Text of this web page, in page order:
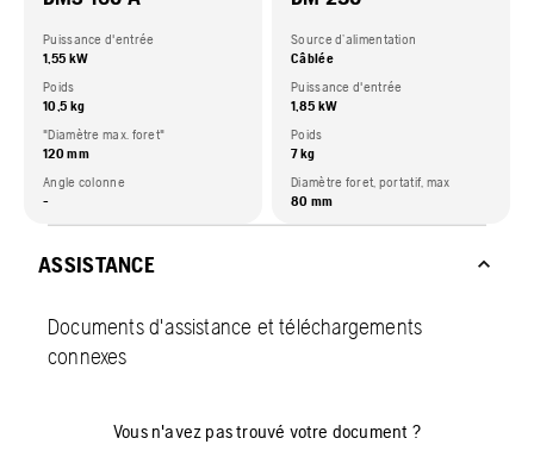
Puissance d'entrée
1,55 kW
Poids
10,5 kg
"Diamètre max. foret"
120 mm
Angle colonne
-
Source d’alimentation
Câblée
Puissance d'entrée
1,85 kW
Poids
7 kg
Diamètre foret, portatif, max
80 mm
ASSISTANCE
Documents d'assistance et téléchargements
connexes
Vous n'avez pas trouvé votre document ?